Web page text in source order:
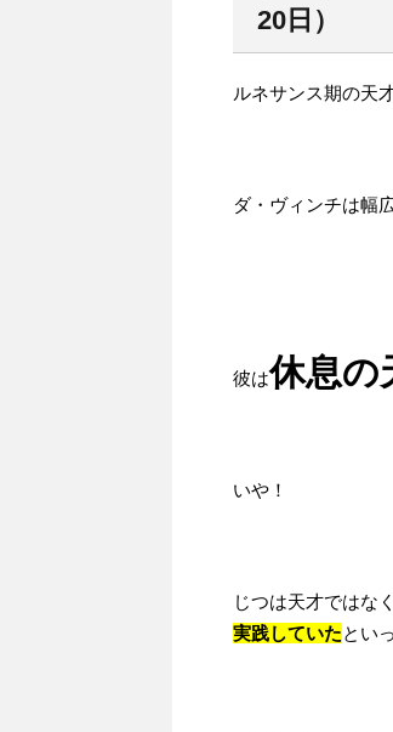
20日）
ルネサンス期の天
ダ・ヴィンチは幅
彼は休息の
いや！
じつは天才ではなく
実践していたとい